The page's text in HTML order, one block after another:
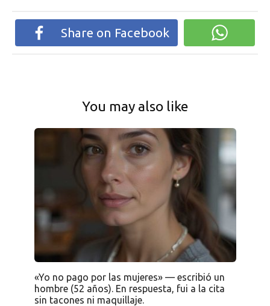
Share on Facebook
You may also like
«Yo no pago por las mujeres» — escribió un
hombre (52 años). En respuesta, fui a la cita
sin tacones ni maquillaje.